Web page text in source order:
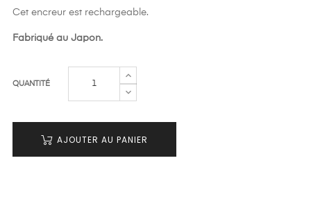
Cet encreur est rechargeable.
Fabriqué au Japon.
QUANTITÉ
AJOUTER AU PANIER